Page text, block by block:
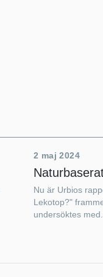
2 maj 2024
Nu är Urbios
Lekotop?"
undersöktes med...